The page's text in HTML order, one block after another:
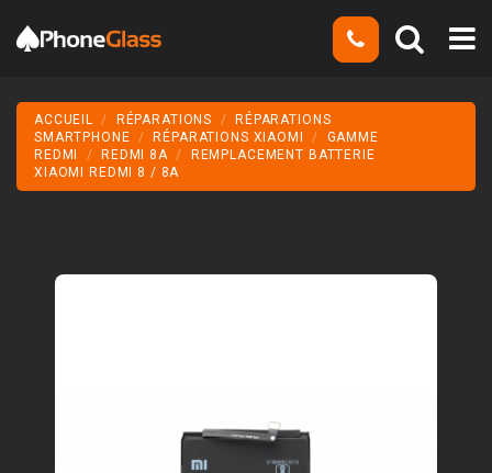
ACCUEIL RÉPARATIONS
RÉPARATIONS
SMARTPHONE
RÉPARATIONS XIAOMI
GAMME
REDMI
REDMI 8A
REMPLACEMENT BATTERIE
XIAOMI REDMI 8 / 8A